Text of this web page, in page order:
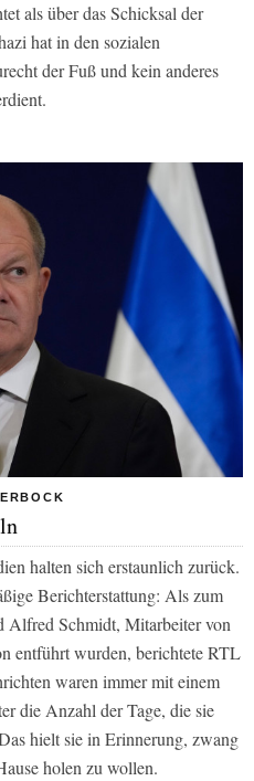
als über das Schicksal der
hat in den sozialen
der Fuß und kein anderes
halten sich erstaunlich zurück.
Berichterstattung: Als zum
Alfred Schmidt, Mitarbeiter von
entführt wurden, berichteteRTL
waren immer mit einem
die Anzahl der Tage, die sie
hielt sie in Erinnerung, zwang
holen zu wollen.